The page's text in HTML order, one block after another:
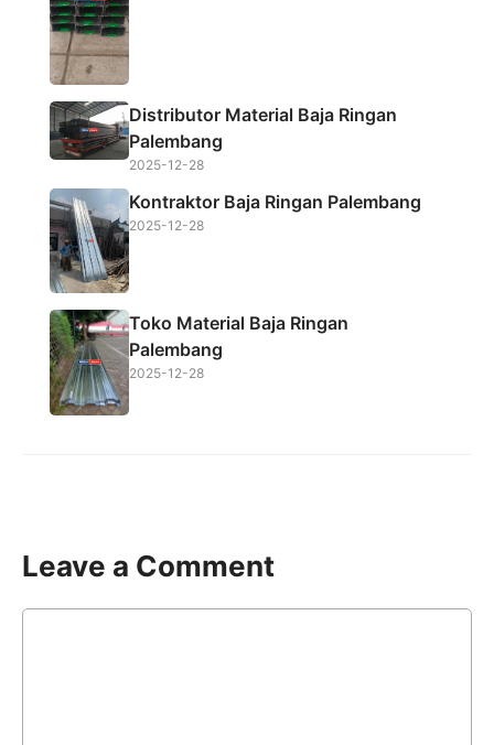
Distributor Material Baja Ringan
Palembang
2025-12-28
Kontraktor Baja Ringan Palembang
2025-12-28
Toko Material Baja Ringan
Palembang
2025-12-28
Leave a Comment
Comment